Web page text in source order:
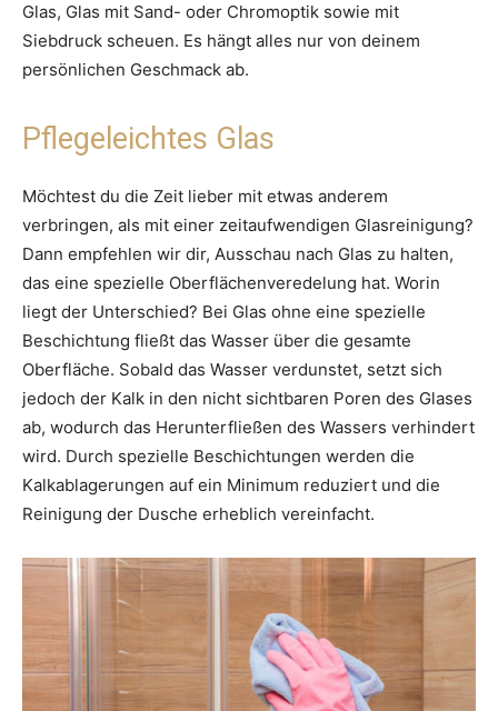
Glas, Glas mit Sand- oder Chromoptik sowie mit
Siebdruck scheuen. Es hängt alles nur von deinem
persönlichen Geschmack ab.
Pflegeleichtes Glas
Möchtest du die Zeit lieber mit etwas anderem
verbringen, als mit einer zeitaufwendigen Glasreinigung?
Dann empfehlen wir dir, Ausschau nach Glas zu halten,
das eine spezielle Oberflächenveredelung hat. Worin
liegt der Unterschied? Bei Glas ohne eine spezielle
Beschichtung fließt das Wasser über die gesamte
Oberfläche. Sobald das Wasser verdunstet, setzt sich
jedoch der Kalk in den nicht sichtbaren Poren des Glases
ab, wodurch das Herunterfließen des Wassers verhindert
wird. Durch spezielle Beschichtungen werden die
Kalkablagerungen auf ein Minimum reduziert und die
Reinigung der Dusche erheblich vereinfacht.